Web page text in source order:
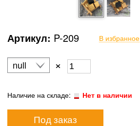
Артикул: P-209
null ×
В избранное
Наличие на складе: Нет в наличии
Под заказ